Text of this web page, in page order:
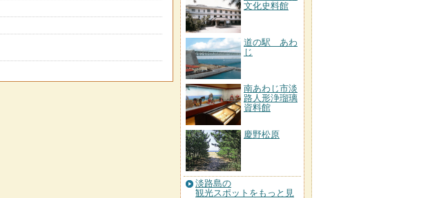
文化史料館
道の駅 あわ
じ
南あわじ市淡
路人形浄瑠璃
資料館
慶野松原
淡路島の
観光スポットをもっと見